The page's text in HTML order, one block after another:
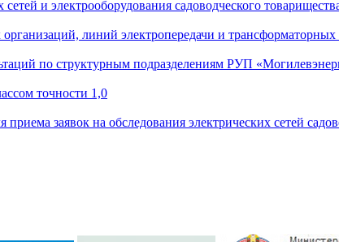
и электрооборудования садоводческого
линий электропередачи и
по структурным подразделениям РУП
точности 1,0
заявок на обследования электрических сетей